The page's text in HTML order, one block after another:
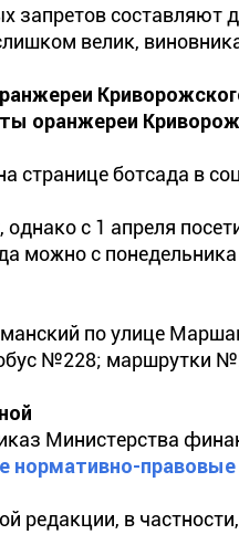
запретов составляют
велик,
оранжереи
ботсада в
с 1 апреля
можно с
по улице
№228;
Министерства
нормативно-
редакции, в